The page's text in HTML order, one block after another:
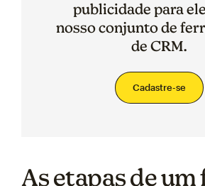
publicidade para
nosso conjunto de
de CRM.
Cadastre-se
As etapas de um